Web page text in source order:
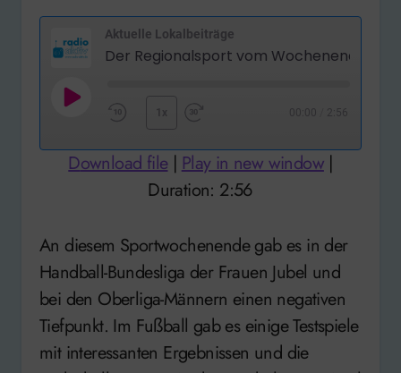
Aktuelle Lokalbeiträge
Der Regionalsport vom Wochenende
Play
10
Seconds
1x
Forward
2:56
Download file| Play in new window|
Duration: 2:56
An diesem Sportwochenende gab es in der
Handball-Bundesliga der Frauen Jubel und
bei den Oberliga-Männern einen negativen
Tiefpunkt. Im Fußball gab es einige Testspiele
mit interessanten Ergebnissen und die